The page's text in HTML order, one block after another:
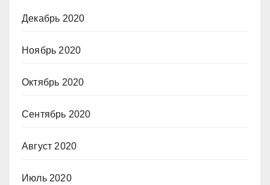
Декабрь 2020
Ноябрь 2020
Октябрь 2020
Сентябрь 2020
Август 2020
Июль 2020